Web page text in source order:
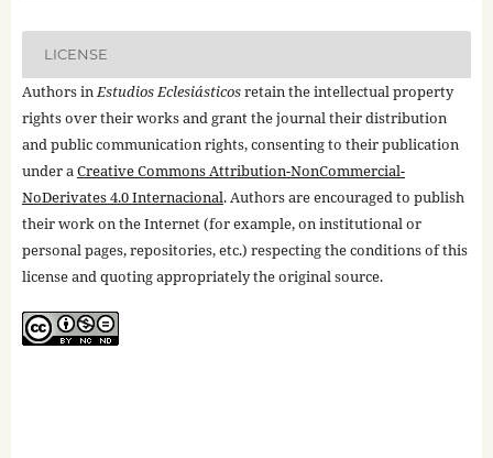
LICENSE
Authors inEstudios Eclesiásticosretain the intellectual property
rights over their works and grant the journal their distribution
and public communication rights, consenting to their publication
under aCreative Commons Attribution-NonCommercial-
NoDerivates 4.0 Internacional. Authors are encouraged to publish
their work on the Internet (for example, on institutional or
personal pages, repositories, etc.) respecting the conditions of this
license and quoting appropriately the original source.